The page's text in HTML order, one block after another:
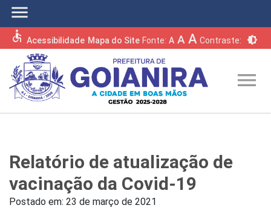
menu
accessible Acessibilidade Mapa do Site Fonte: A A A Contraste: brightness_6
menu
Relatório de atualização de
vacinação da Covid-19
Postado em: 23 de março de 2021